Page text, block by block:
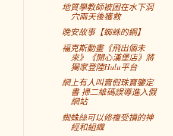
地質學教師被困在水下洞
穴兩天後獲救
晚安故事【蜘蛛的網】
福克斯動畫《飛出個未
來》《開心漢堡店》將
獨家登陸Hulu平台
網上有人叫賣假珠寶鑒定
書 掃二維碼誤導進入假
網站
蜘蛛絲可以修複受損的神
經和組織